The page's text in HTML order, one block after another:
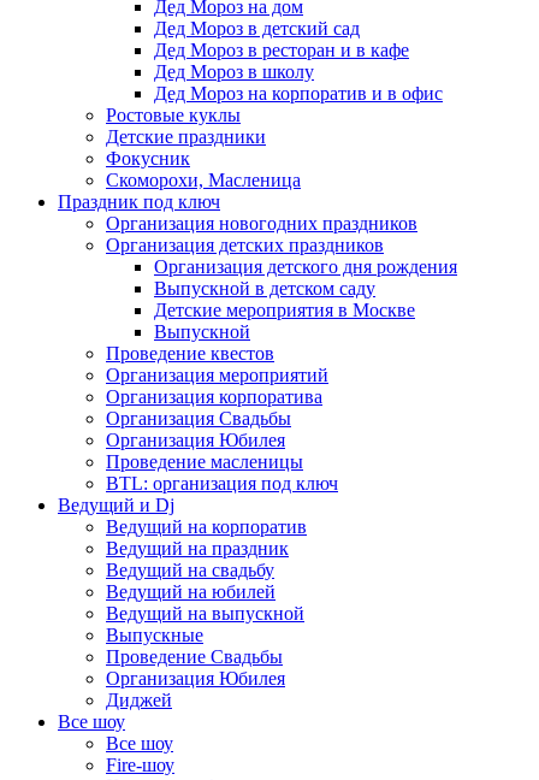
Дед Мороз на дом
Дед Мороз в детский сад
Дед Мороз в ресторан и в кафе
Дед Мороз в школу
Дед Мороз на корпоратив и в офис
Ростовые куклы
Детские праздники
Фокусник
Скоморохи, Масленица
Праздник под ключ
Организация новогодних праздников
Организация детских праздников
Организация детского дня рождения
Выпускной в детском саду
Детские мероприятия в Москве
Выпускной
Проведение квестов
Организация мероприятий
Организация корпоратива
Организация Свадьбы
Организация Юбилея
Проведение масленицы
BTL: организация под ключ
Ведущий и Dj
Ведущий на корпоратив
Ведущий на праздник
Ведущий на свадьбу
Ведущий на юбилей
Ведущий на выпускной
Выпускные
Проведение Свадьбы
Организация Юбилея
Диджей
Все шоу
Все шоу
Fire-шоу